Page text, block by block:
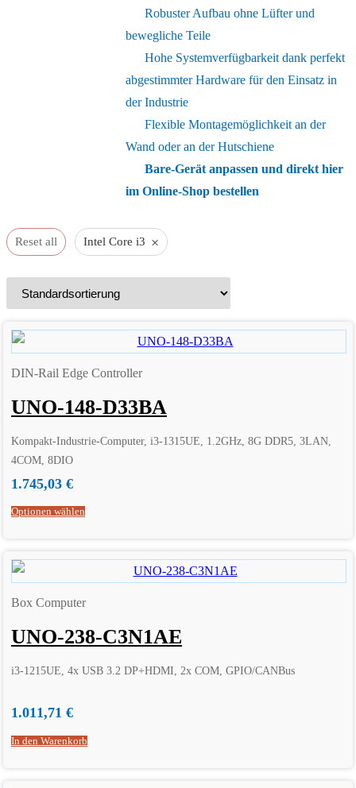
Robuster Aufbau ohne Lüfter und
bewegliche Teile
Hohe Systemverfügbarkeit dank perfekt
abgestimmter Hardware für den Einsatz in
der Industrie
Flexible Montagemöglichkeit an der
Wand oder an der Hutschiene
Bare-Gerät anpassen und direkt hier
im Online-Shop bestellen
Reset all Intel Core i3 ×
DIN-Rail Edge Controller
UNO-148-D33BA
Kompakt-Industrie-Computer, i3-1315UE, 1.2GHz, 8G DDR5, 3LAN,
4COM, 8DIO
1.745,03 €
Optionen wählen
Box Computer
UNO-238-C3N1AE
i3-1215UE, 4x USB 3.2 DP+HDMI, 2x COM, GPIO/CANBus
1.011,71 €
In den Warenkorb